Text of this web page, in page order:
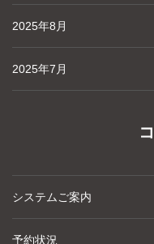
2025年8月
2025年7月
システムご案内
予約状況